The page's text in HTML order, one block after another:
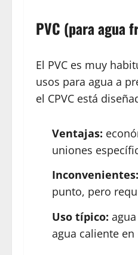
PVC (para agua
El PVC es muy
usos para agua a
el CPVC está
Ventajas:
uniones
Inconvenientes:
punto, pero
Uso típico:
agua caliente